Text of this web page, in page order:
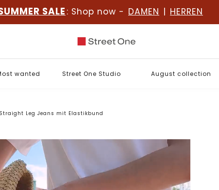
SALE : Shop now - DAMEN | HERREN
wanted Street One Studio August collection
Straight Leg Jeans mit Elastikbund